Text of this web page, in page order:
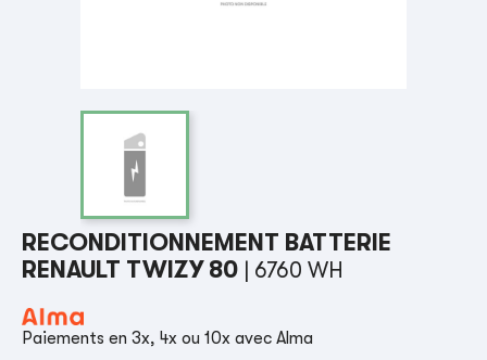
RECONDITIONNEMENT BATTERIE
RENAULT TWIZY 80
| 6760 WH
Paiements en 3x, 4x ou 10x avec Alma